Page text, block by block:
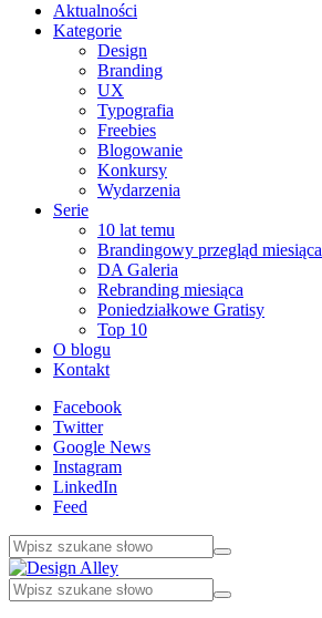
Aktualności
Kategorie
Design
Branding
UX
Typografia
Freebies
Blogowanie
Konkursy
Wydarzenia
Serie
10 lat temu
Brandingowy przegląd miesiąca
DA Galeria
Rebranding miesiąca
Poniedziałkowe Gratisy
Top 10
O blogu
Kontakt
Facebook
Twitter
Google News
Instagram
LinkedIn
Feed